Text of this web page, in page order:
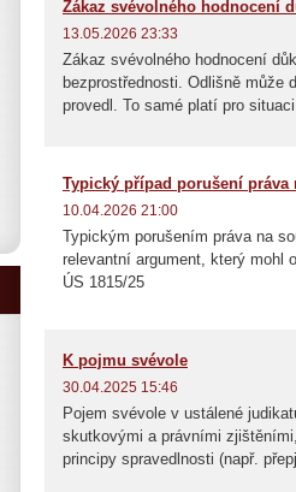
Zákaz svévolného hodnocení
13.05.2026 23:33
Zákaz svévolného hodnocení
bezprostřednosti. Odlišně může
provedl. To samé platí pro
Typický případ porušení práva
10.04.2026 21:00
Typickým porušením práva na
relevantní argument, který mohl
ÚS 1815/25
K pojmu svévole
30.04.2025 15:46
Pojem svévole v ustálené
skutkovými a právními
principy spravedlnosti (např.